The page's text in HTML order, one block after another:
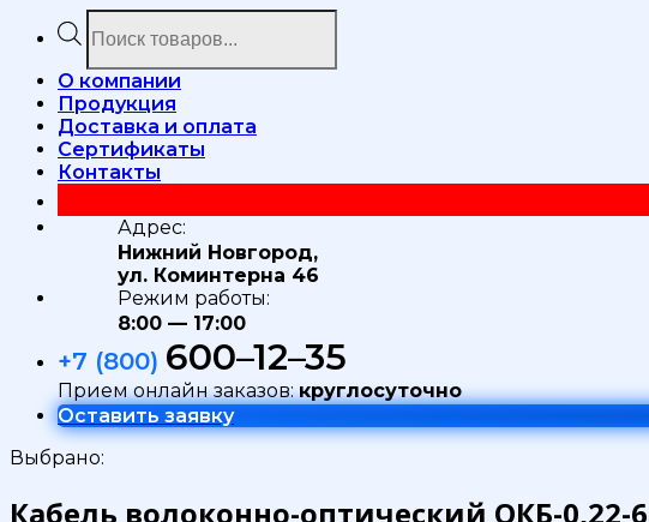
Поиск
товаров
О компании
Продукция
Доставка и оплата
Сертификаты
Контакты
Адрес:
Нижний Новгород,
ул. Коминтерна 46
Режим работы:
8:00 — 17:00
+7 (800) 600–12–35
Прием онлайн заказов:круглосуточно
Оставить заявку
Выбрано:
Кабель волоконно-оптический ОКБ-0,22-